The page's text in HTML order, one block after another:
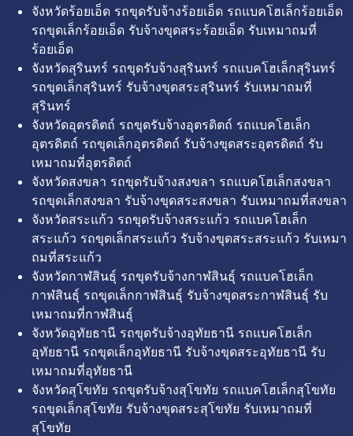
จังหวัดร้อยเอ็ด รถขุดรับจ้างร้อยเอ็ด รถแบคโฮเล็กร้อยเอ็ด
รถขุดเล็กร้อยเอ็ด รับจ้างขุดสระร้อยเอ็ด รับเหมาถมที่
ร้อยเอ็ด
จังหวัดสุรินทร์ รถขุดรับจ้างสุรินทร์ รถแบคโฮเล็กสุรินทร์
รถขุดเล็กสุรินทร์ รับจ้างขุดสระสุรินทร์ รับเหมาถมที่
สุรินทร์
จังหวัดอุตรดิตถ์ รถขุดรับจ้างอุตรดิตถ์ รถแบคโฮเล็ก
อุตรดิตถ์ รถขุดเล็กอุตรดิตถ์ รับจ้างขุดสระอุตรดิตถ์ รับ
เหมาถมที่อุตรดิตถ์
จังหวัดสงขลา รถขุดรับจ้างสงขลา รถแบคโฮเล็กสงขลา
รถขุดเล็กสงขลา รับจ้างขุดสระสงขลา รับเหมาถมที่สงขลา
จังหวัดสระแก้ว รถขุดรับจ้างสระแก้ว รถแบคโฮเล็ก
สระแก้ว รถขุดเล็กสระแก้ว รับจ้างขุดสระสระแก้ว รับเหมา
ถมที่สระแก้ว
จังหวัดกาฬสินธุ์ รถขุดรับจ้างกาฬสินธุ์ รถแบคโฮเล็ก
กาฬสินธุ์ รถขุดเล็กกาฬสินธุ์ รับจ้างขุดสระกาฬสินธุ์ รับ
เหมาถมที่กาฬสินธุ์
จังหวัดอุทัยธานี รถขุดรับจ้างอุทัยธานี รถแบคโฮเล็ก
อุทัยธานี รถขุดเล็กอุทัยธานี รับจ้างขุดสระอุทัยธานี รับ
เหมาถมที่อุทัยธานี
จังหวัดสุโขทัย รถขุดรับจ้างสุโขทัย รถแบคโฮเล็กสุโขทัย
รถขุดเล็กสุโขทัย รับจ้างขุดสระสุโขทัย รับเหมาถมที่
สุโขทัย